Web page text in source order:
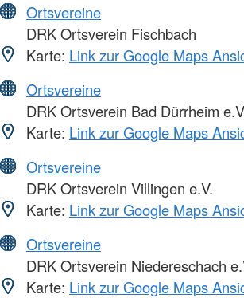
Ortsvereine
DRK Ortsverein Fischbach
Karte: Link zur Google Maps
Ortsvereine
DRK Ortsverein Bad Dürrheim
Karte: Link zur Google Maps
Ortsvereine
DRK Ortsverein Villingen e.V.
Karte: Link zur Google Maps
Ortsvereine
DRK Ortsverein Niedereschach
Karte: Link zur Google Maps